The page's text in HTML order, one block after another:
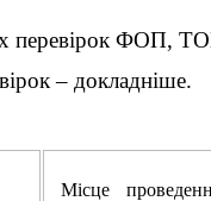
перевірок ФОП,
– докладніше.
Місце